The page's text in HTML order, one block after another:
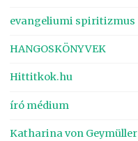
evangeliumi spiritizmus
HANGOSKÖNYVEK
Hittitkok.hu
író médium
Katharina von Geymüller